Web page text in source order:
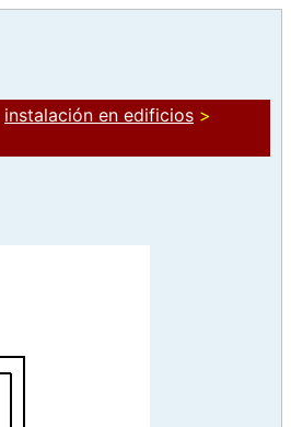
instalación en edificios >